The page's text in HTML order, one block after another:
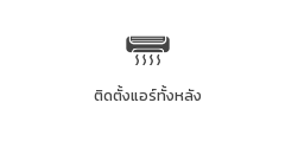
ติดตั้งแอร์ทั้งหลัง